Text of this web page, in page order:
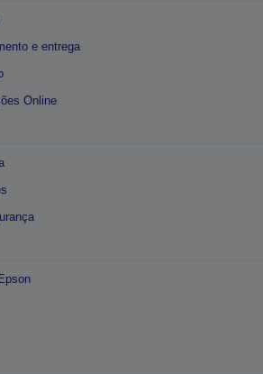
e entrega
Online